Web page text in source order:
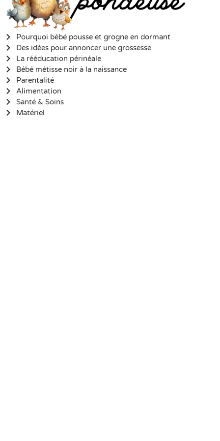
Pourquoi bébé pousse et grogne en dormant
Des idées pour annoncer une grossesse
La rééducation périnéale
Bébé métisse noir à la naissance
Parentalité
Alimentation
Santé & Soins
Matériel